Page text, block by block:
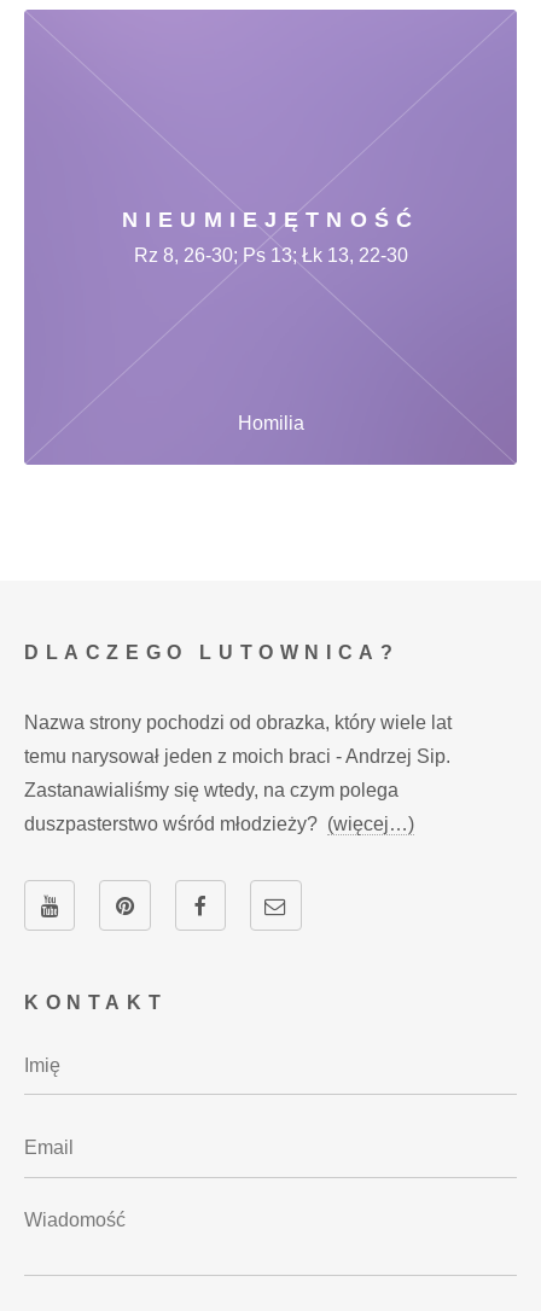
NIEUMIEJĘTNOŚĆ
Homilia
Rz 8, 26-30; Ps 13; Łk 13, 22-30
KONTAKT
DLACZEGO LUTOWNICA?
Nazwa strony pochodzi od obrazka, który wiele lat
temu narysował jeden z moich braci - Andrzej Sip.
Zastanawialiśmy się wtedy, na czym polega
duszpasterstwo wśród młodzieży? (więcej…)